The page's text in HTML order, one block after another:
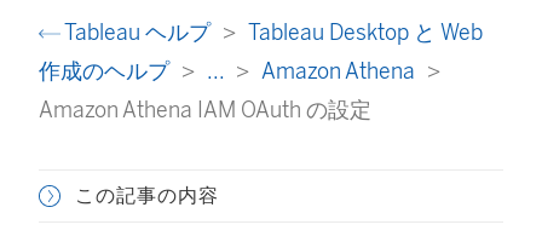
Tableau ヘルプ
Tableau Desktop と Web
作成のヘルプ
...
Amazon Athena
Amazon Athena IAM OAuth の設定
この記事の内容